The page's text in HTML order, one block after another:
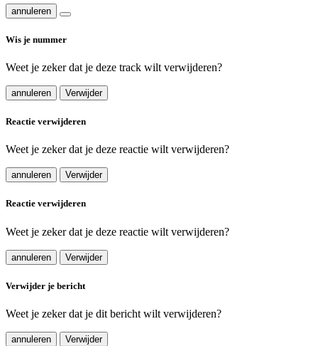
annuleren
Wis je nummer
Weet je zeker dat je deze track wilt verwijderen?
annuleren Verwijder
Reactie verwijderen
Weet je zeker dat je deze reactie wilt verwijderen?
annuleren Verwijder
Reactie verwijderen
Weet je zeker dat je deze reactie wilt verwijderen?
annuleren Verwijder
Verwijder je bericht
Weet je zeker dat je dit bericht wilt verwijderen?
annuleren Verwijder